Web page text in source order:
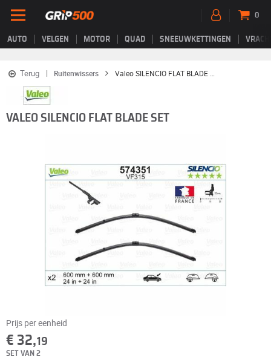
AUTO VELGEN MOTOR QUAD SNEEUWKETTINGEN
0
Terug Ruitenwissers
VALEO SILENCIO FLAT BLADE SET
Prijs per eenheid
€ 32,19
SET VAN 2